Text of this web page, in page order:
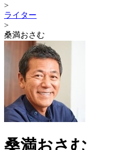
>
ライター
>
桑満おさむ
桑満おさむ